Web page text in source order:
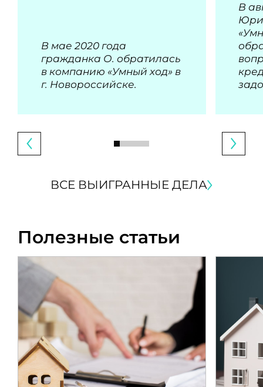
В мае 2020 года
гражданка О. обратилась
в компанию «Умный ход» в
г. Новороссийске.
В
ВСЕ ВЫИГРАННЫЕ ДЕЛА
Полезные статьи